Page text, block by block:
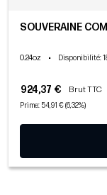
SOUVERAINE
0.24oz • Disponibilité:
924,37 € Brut TTC
Prime: 54,91 € (6,32%)